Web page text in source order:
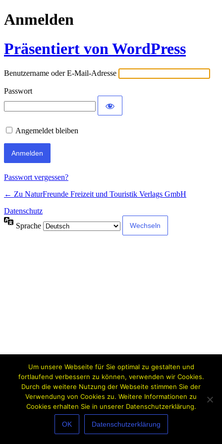
Anmelden
Präsentiert von WordPress
Benutzername oder E-Mail-Adresse
Passwort
Angemeldet bleiben
Passwort vergessen?
← Zu NaturFreunde Freizeit und Touristik Verlags GmbH
Datenschutz
Sprache
Um unsere Webseite für Sie optimal zu gestalten und
fortlaufend verbessern zu können, verwenden wir Cookies.
Durch die weitere Nutzung der Webseite stimmen Sie der
Verwendung von Cookies zu. Weitere Informationen zu
Cookies erhalten Sie in unserer Datenschutzerklärung.
OK Datenschutzerklärung